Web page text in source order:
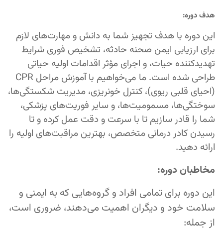
هدف دوره:
این دوره با هدف تجهیز شما به دانش و مهارت‌های لازم
برای ارزیابی ایمن صحنه حادثه، تشخیص فوری شرایط
تهدیدکننده حیات، و اجرای مؤثر اقدامات اولیه حیاتی
طراحی شده است. ما می‌خواهیم با آموزش مراحل CPR
(احیای قلبی ریوی)، کنترل خونریزی، مدیریت شکستگی‌ها،
سوختگی‌ها، مسمومیت‌ها، و سایر فوریت‌های پزشکی،
شما را قادر سازیم تا با سرعت و دقت عمل کرده و تا
رسیدن کادر درمانی متخصص، بهترین مراقبت‌های اولیه را
ارائه دهید.
مخاطبان دوره:
این دوره برای تمامی افراد و گروه‌هایی که به ایمنی و
سلامت خود و دیگران اهمیت می‌دهند، ضروری است،
از جمله: